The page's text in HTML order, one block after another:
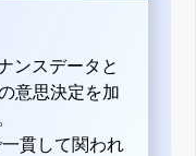
ンスデータと
意思決定を加
貫して関われ